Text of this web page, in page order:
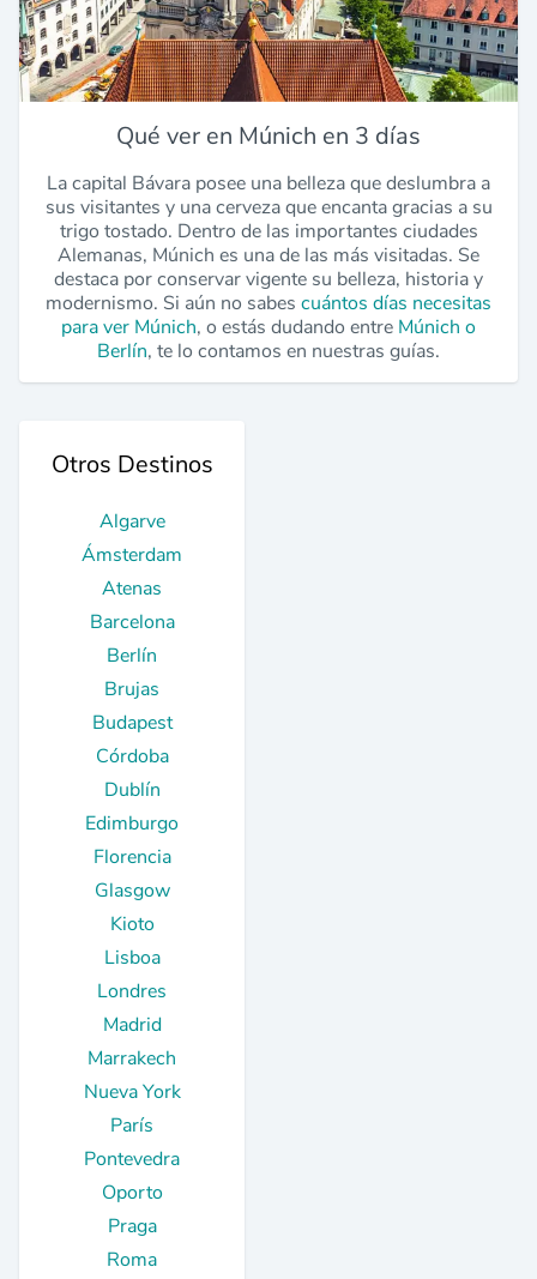
Qué ver en Múnich en 3 días
La capital Bávara posee una belleza que deslumbra a
sus visitantes y una cerveza que encanta gracias a su
trigo tostado. Dentro de las importantes ciudades
Alemanas, Múnich es una de las más visitadas. Se
destaca por conservar vigente su belleza, historia y
modernismo. Si aún no sabes cuántos días necesitas
para ver Múnich, o estás dudando entre Múnich o
Berlín, te lo contamos en nuestras guías.
Otros Destinos
Algarve
Ámsterdam
Atenas
Barcelona
Berlín
Brujas
Budapest
Córdoba
Dublín
Edimburgo
Florencia
Glasgow
Kioto
Lisboa
Londres
Madrid
Marrakech
Nueva York
París
Pontevedra
Oporto
Praga
Roma